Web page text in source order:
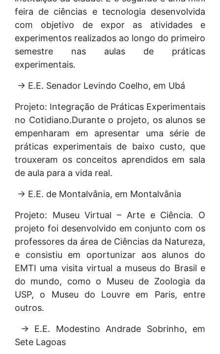
feira de ciências e tecnologia desenvolvida
com objetivo de expor as atividades e
experimentos realizados ao longo do primeiro
semestre nas aulas de práticas
experimentais.
→ E.E. Senador Levindo Coelho, em Ubá
Projeto: Integração de Práticas Experimentais
no Cotidiano.Durante o projeto, os alunos se
empenharam em apresentar uma série de
práticas experimentais de baixo custo, que
trouxeram os conceitos aprendidos em sala
de aula para a vida real.
→ E.E. de Montalvânia, em Montalvânia
Projeto: Museu Virtual – Arte e Ciência. O
projeto foi desenvolvido em conjunto com os
professores da área de Ciências da Natureza,
e consistiu em oportunizar aos alunos do
EMTI uma visita virtual a museus do Brasil e
do mundo, como o Museu de Zoologia da
USP, o Museu do Louvre em Paris, entre
outros.
→ E.E. Modestino Andrade Sobrinho, em
Sete Lagoas